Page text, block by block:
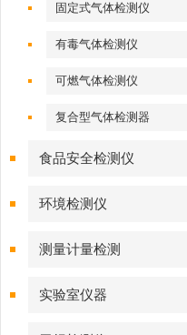
固定式气体检测仪
有毒气体检测仪
可燃气体检测仪
复合型气体检测器
食品安全检测仪
环境检测仪
测量计量检测
实验室仪器